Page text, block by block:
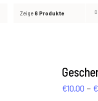
Zeige 6 Produkte
€10,00 – €